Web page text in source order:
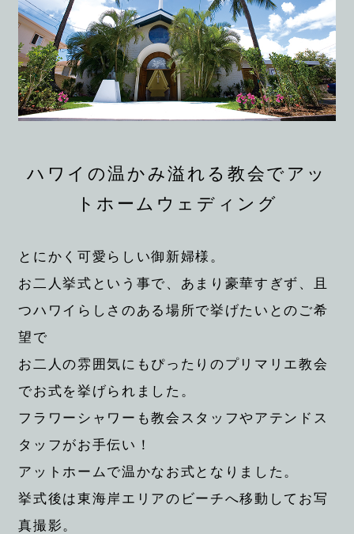
ハワイの温かみ溢れる教会でアッ
トホームウェディング
とにかく可愛らしい御新婦様。
お二人挙式という事で、あまり豪華すぎず、且
つハワイらしさのある場所で挙げたいとのご希
望で
お二人の雰囲気にもぴったりのプリマリエ教会
でお式を挙げられました。
フラワーシャワーも教会スタッフやアテンドス
タッフがお手伝い！
アットホームで温かなお式となりました。
挙式後は東海岸エリアのビーチへ移動してお写
真撮影。